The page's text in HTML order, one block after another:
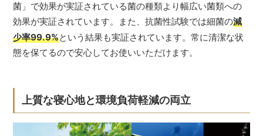
菌」で効果が実証されている菌の種類より幅広い菌類への
効果が実証されています。また、抗菌性試験では細菌の減
少率99.9%という結果も実証されています。常に清潔な状
態を保てるので安心してお使いいただけます。
上質な寝心地と環境負荷軽減の両立